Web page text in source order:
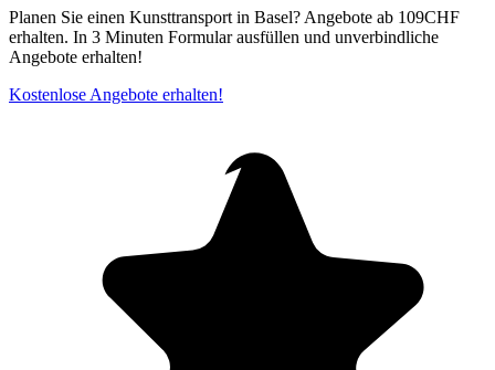
Planen Sie einen Kunsttransport in Basel? Angebote ab 109CHF
erhalten. In 3 Minuten Formular ausfüllen und unverbindliche
Angebote erhalten!
Kostenlose Angebote erhalten!